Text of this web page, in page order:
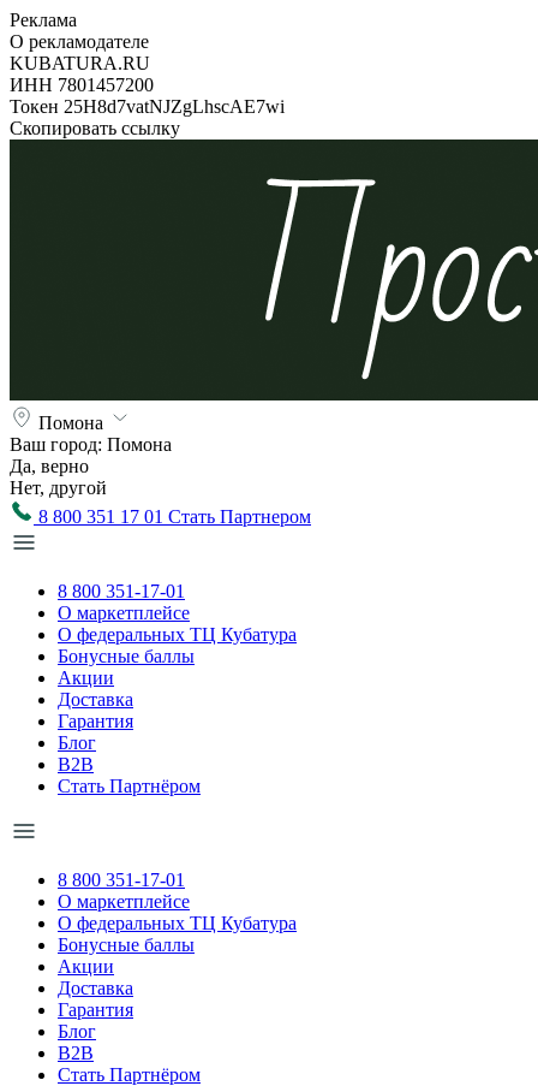
Реклама
О рекламодателе
KUBATURA.RU
ИНН 7801457200
Токен 25H8d7vatNJZgLhscAE7wi
Скопировать ссылку
Помона
Ваш город: Помона
Да, верно
Нет, другой
8 800 351 17 01 Стать Партнером
8 800 351-17-01
О маркетплейсе
О федеральных ТЦ Кубатура
Бонусные баллы
Акции
Доставка
Гарантия
Блог
B2B
Стать Партнёром
8 800 351-17-01
О маркетплейсе
О федеральных ТЦ Кубатура
Бонусные баллы
Акции
Доставка
Гарантия
Блог
B2B
Стать Партнёром